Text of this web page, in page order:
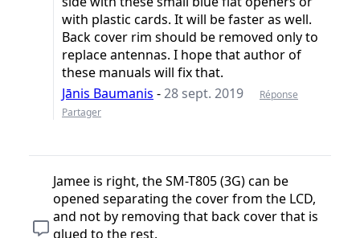
with plastic cards. It will be faster as well.
Back cover rim should be removed only to
replace antennas. I hope that author of
these manuals will fix that.
Jānis Baumanis -28 sept. 2019
Réponse
Partager
Jamee is right, the SM-T805 (3G) can be
opened separating the cover from the LCD,
and not by removing that back cover that is
glued to the rest.